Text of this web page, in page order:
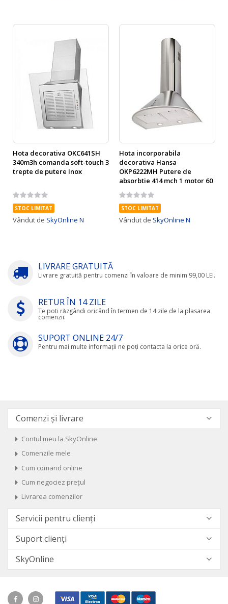
Hota decorativa OKC641SH
340m3h comanda soft-touch 3
trepte de putere Inox
Rating:
0%
STOC LIMITAT
Vândut de SkyOnline N
Hota incorporabila
decorativa Hansa
OKP6222MH Putere de
absorbtie 414 mch 1 motor 60
cm Inox
Rating:
0%
STOC LIMITAT
Vândut de SkyOnline N
LIVRARE GRATUITĂ
Livrare gratuită pentru comenzi în valoare de minim 99,00 LEI.
RETUR ÎN 14 ZILE
Te poti răzgândi oricând în termen de 14 zile de la plasarea
comenzii.
SUPORT ONLINE 24/7
Pentru mai multe informații ne poți contacta la orice oră.
Comenzi și livrare
Contul meu la SkyOnline
Comenzile mele
Cum comand online
Cum negociez prețul
Livrarea comenzilor
Servicii pentru clienți
Suport clienți
SkyOnline